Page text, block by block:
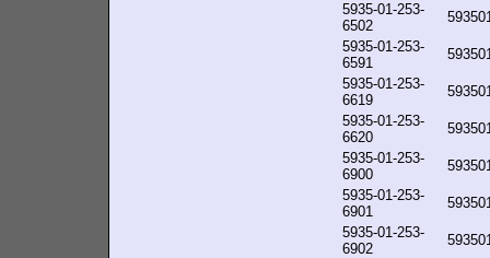
5935-01-253-
6502
5935-01-253-
6591
5935-01-253-
6619
5935-01-253-
6620
5935-01-253-
6900
5935-01-253-
6901
5935-01-253-
6902